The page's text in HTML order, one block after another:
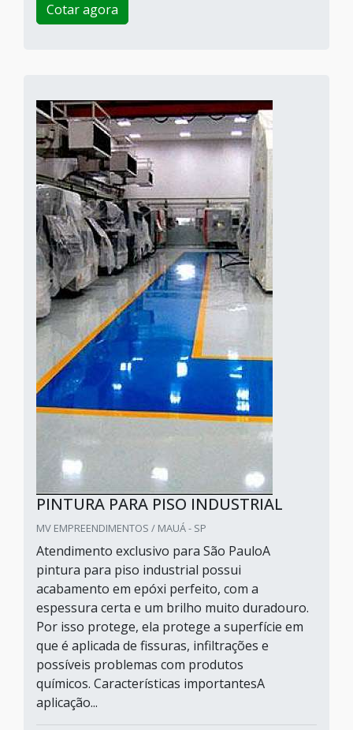
Cotar agora
PINTURA PARA PISO INDUSTRIAL
MV EMPREENDIMENTOS / MAUÁ - SP
Atendimento exclusivo para São PauloA
pintura para piso industrial possui
acabamento em epóxi perfeito, com a
espessura certa e um brilho muito duradouro.
Por isso protege, ela protege a superfície em
que é aplicada de fissuras, infiltrações e
possíveis problemas com produtos
químicos. Características importantesA
aplicação...